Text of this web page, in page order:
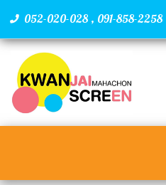
052-020-028 , 091-858-2258